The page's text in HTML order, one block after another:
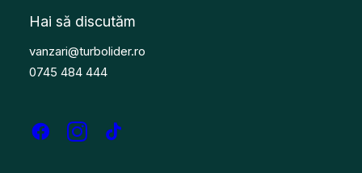
Hai să discutăm
vanzari@turbolider.ro
0745 484 444